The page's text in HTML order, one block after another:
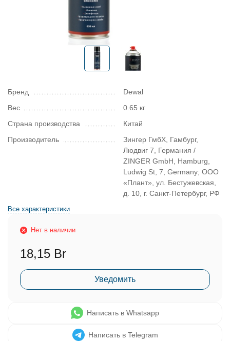
Бренд
Dewal
Вес
0.65 кг
Страна производства
Китай
Производитель
Зингер ГмбХ, Гамбург,
Людвиг 7, Германия /
ZINGER GmbH, Hamburg,
Ludwig St, 7, Germany; ООО
«Плант», ул. Бестужевская,
д. 10, г. Санкт-Петербург, РФ
Все характеристики
Нет в наличии
18,15 Br
Уведомить
Написать в Whatsapp
Написать в Telegram